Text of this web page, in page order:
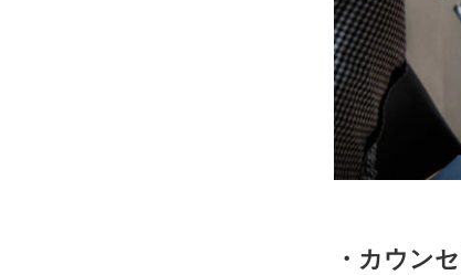
・カウン